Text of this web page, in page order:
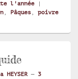
l'année
|
, Pâques , poivre
— 3